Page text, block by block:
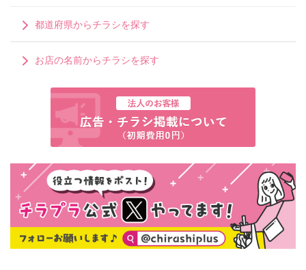
都道府県からチラシを探す
お店の名前からチラシを探す